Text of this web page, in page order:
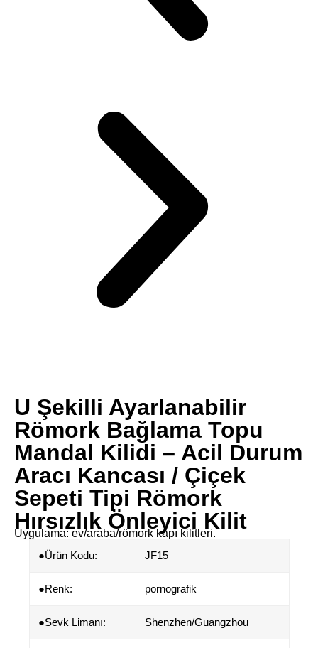
U Şekilli Ayarlanabilir
Römork Bağlama Topu
Mandal Kilidi – Acil Durum
Aracı Kancası / Çiçek
Sepeti Tipi Römork
Hırsızlık Önleyici Kilit
Uygulama: ev/araba/römork kapı kilitleri.
●Ürün Kodu:
JF15
●​​Renk: pornografik
●Sevk Limanı: Shenzhen/Guangzhou